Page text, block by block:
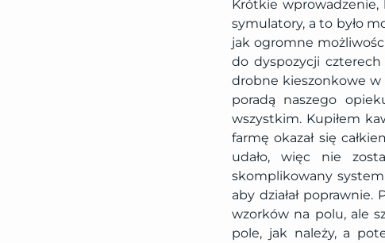
Krótkie
symulatory, a to było
jak ogromne
do dyspozycji
drobne kieszonkowe w
poradą naszego
wszystkim. Kupiłem
farmę okazał się
udało, więc nie
skomplikowany
aby działał
wzorków na polu, ale
pole, jak należy, a